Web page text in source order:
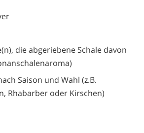
die abgeriebene Schale davon
Saison und Wahl (z.B.
Rhabarber oder Kirschen)